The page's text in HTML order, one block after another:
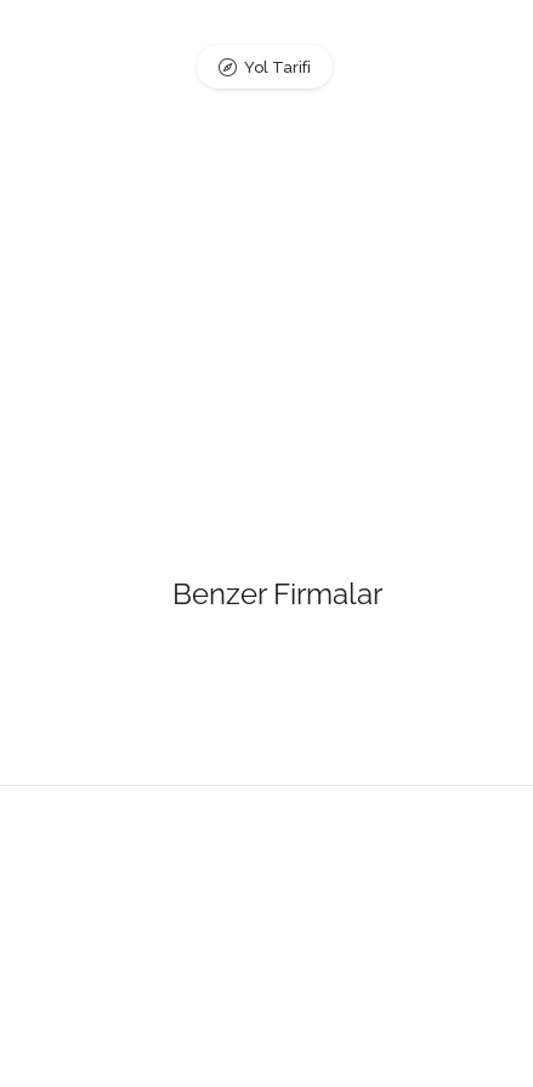
Yol Tarifi
Benzer Firmalar